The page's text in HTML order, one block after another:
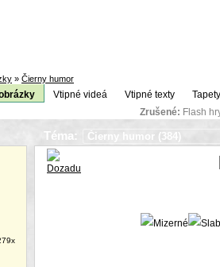
» Čierny humor
Vtipné videá Vtipné texty
Zrušené: Flash
Téma: